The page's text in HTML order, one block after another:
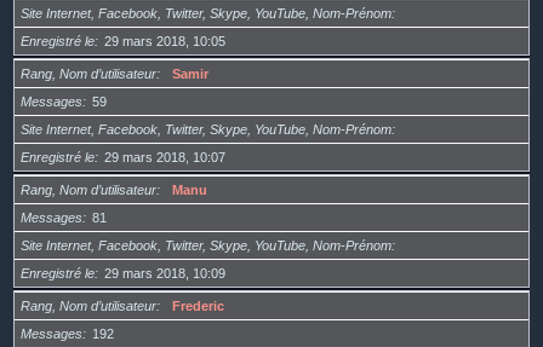
Site Internet, Facebook, Twitter, Skype, YouTube, Nom-Prénom
Enregistré le
29 mars 2018, 10:05
Rang, Nom d’utilisateur
Samir
Messages
59
Site Internet, Facebook, Twitter, Skype, YouTube, Nom-Prénom
Enregistré le
29 mars 2018, 10:07
Rang, Nom d’utilisateur
Manu
Messages
81
Site Internet, Facebook, Twitter, Skype, YouTube, Nom-Prénom
Enregistré le
29 mars 2018, 10:09
Rang, Nom d’utilisateur
Frederic
Messages
192